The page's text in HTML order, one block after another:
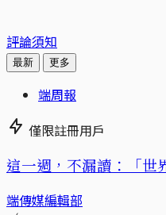
評論須知
最新 更多
端周報
僅限註冊用戶
這一週，不漏讀：「世
端傳媒編輯部